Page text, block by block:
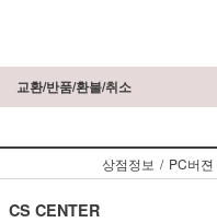
교환/반품/환불/취소
상점정보 / PC버젼
CS CENTER